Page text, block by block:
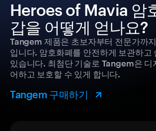
Heroes of Mavia 암
갑을 어떻게 얻나요?
Tangem 제품은 초보자부터 전문가까
입니다. 암호화폐를 안전하게 보관하고
있습니다. 최첨단 기술로 Tangem은 디
어하고 보호할 수 있게 합니다.
Tangem 구매하기